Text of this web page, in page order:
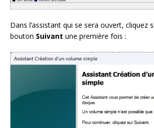
Dans l’assistant qui se sera ouvert, cliquez
bouton Suivant une première fois :